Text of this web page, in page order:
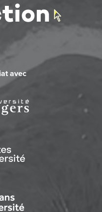
avec